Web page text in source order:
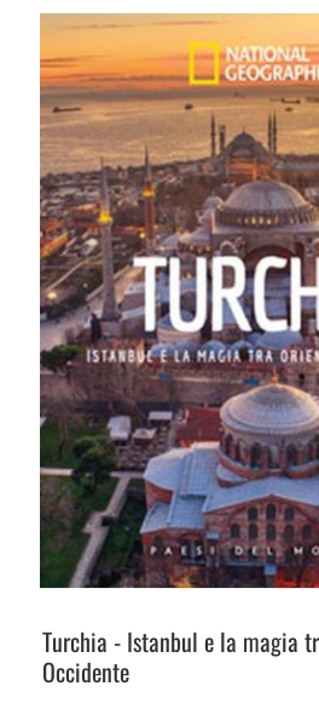
Turchia - Istanbul e la magia
Occidente